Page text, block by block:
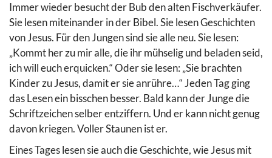
Immer wieder besucht der Bub den alten Fischverkäufer.
Sie lesen miteinander in der Bibel. Sie lesen Geschichten
von Jesus. Für den Jungen sind sie alle neu. Sie lesen:
„Kommt her zu mir alle, die ihr mühselig und beladen seid,
ich will euch erquicken.“ Oder sie lesen: „Sie brachten
Kinder zu Jesus, damit er sie anrühre…“ Jeden Tag ging
das Lesen ein bisschen besser. Bald kann der Junge die
Schriftzeichen selber entziffern. Und er kann nicht genug
davon kriegen. Voller Staunen ist er.
Eines Tages lesen sie auch die Geschichte, wie Jesus mit